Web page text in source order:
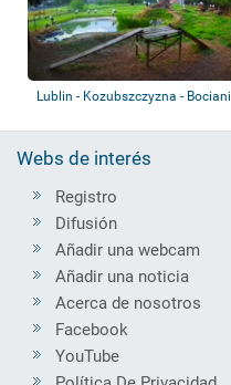
Lublin - Kozubszczyzna - Bociani
Webs de interés
Registro
Difusión
Añadir una webcam
Añadir una noticia
Acerca de nosotros
Facebook
YouTube